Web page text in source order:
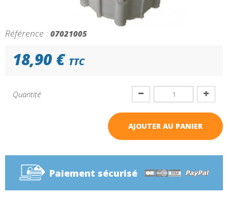
Référence : 07021005
18,90 € TTC
Quantité
AJOUTER AU PANIER
Paiement sécurisé